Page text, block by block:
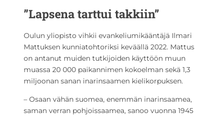
”Lapsena tarttui takkiin”
Oulun yliopisto vihkii evankeliumikääntäjä Ilmari
Mattuksen kunniatohtoriksi keväällä 2022. Mattus
on antanut muiden tutkijoiden käyttöön muun
muassa 20 000 paikannimen kokoelman sekä 1,3
miljoonan sanan inarinsaamen kielikorpuksen.
– Osaan vähän suomea, enemmän inarinsaamea,
saman verran pohjoissaamea, sanoo vuonna 1945